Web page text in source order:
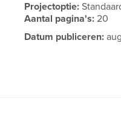
Projectoptie:
Aantal pagina's:20
Datum publiceren: